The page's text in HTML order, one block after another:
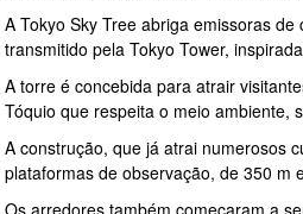
A Tokyo Sky Tree abriga emissoras
transmitido pela Tokyo Tower,
A torre é concebida para atrair
Tóquio que respeita o meio ambiente,
A construção, que já atrai numerosos
plataformas de observação, de 350 m
Os arredores também começaram a